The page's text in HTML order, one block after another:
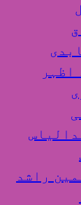
اظہر
راشد